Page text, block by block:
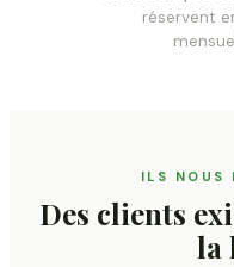
réservent
ILS NOUS
Des clients
la